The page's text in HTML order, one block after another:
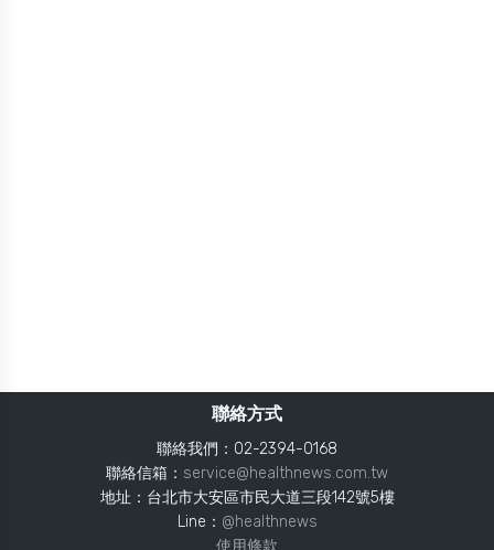
聯絡方式
聯絡我們：02-2394-0168
聯絡信箱： service@healthnews.com.tw
地址：台北市大安區市民大道三段142號5樓
Line： @healthnews
使用條款